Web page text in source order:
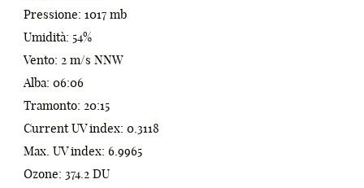
Pressione: 1017 mb
Umidità: 54%
Vento: 2 m/s NNW
Alba: 06:06
Tramonto: 20:15
Current UV index: 0.3118
Max. UV index: 6.9965
Ozone: 374.2 DU
3
4
5
6
*
(
)
;